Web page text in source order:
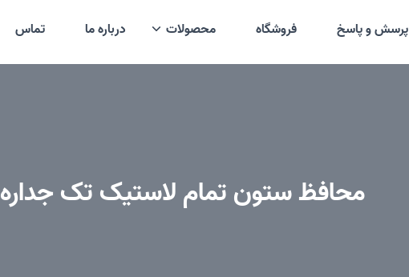
پرسش و پاسخ فروشگاه محصولات درباره ما تماس
محافظ ستون تمام لاستیک تک جداره